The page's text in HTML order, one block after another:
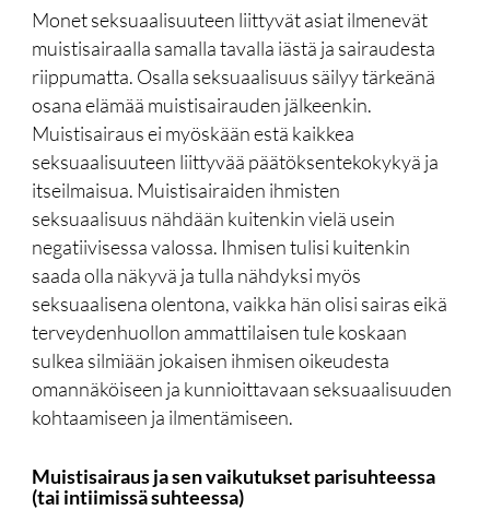
Monet seksuaalisuuteen liittyvät asiat ilmenevät
muistisairaalla samalla tavalla iästä ja sairaudesta
riippumatta. Osalla seksuaalisuus säilyy tärkeänä
osana elämää muistisairauden jälkeenkin.
Muistisairaus ei myöskään estä kaikkea
seksuaalisuuteen liittyvää päätöksentekokykyä ja
itseilmaisua. Muistisairaiden ihmisten
seksuaalisuus nähdään kuitenkin vielä usein
negatiivisessa valossa. Ihmisen tulisi kuitenkin
saada olla näkyvä ja tulla nähdyksi myös
seksuaalisena olentona, vaikka hän olisi sairas eikä
terveydenhuollon ammattilaisen tule koskaan
sulkea silmiään jokaisen ihmisen oikeudesta
omannäköiseen ja kunnioittavaan seksuaalisuuden
kohtaamiseen ja ilmentämiseen.
Muistisairaus ja sen vaikutukset parisuhteessa
(tai intiimissä suhteessa)